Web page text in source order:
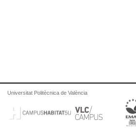
Universitat Politècnica de València